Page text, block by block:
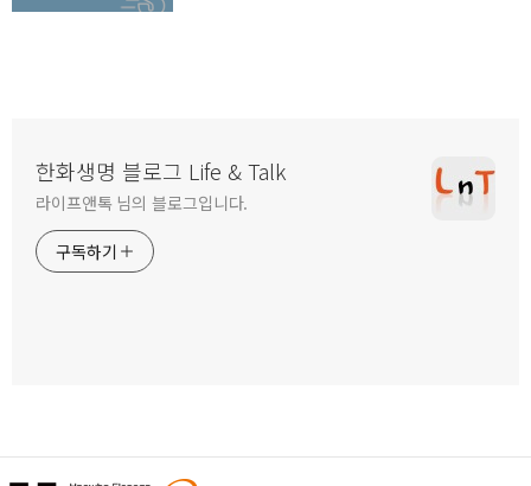
한화생명 블로그 Life & Talk
라이프앤톡 님의 블로그입니다.
구독하기